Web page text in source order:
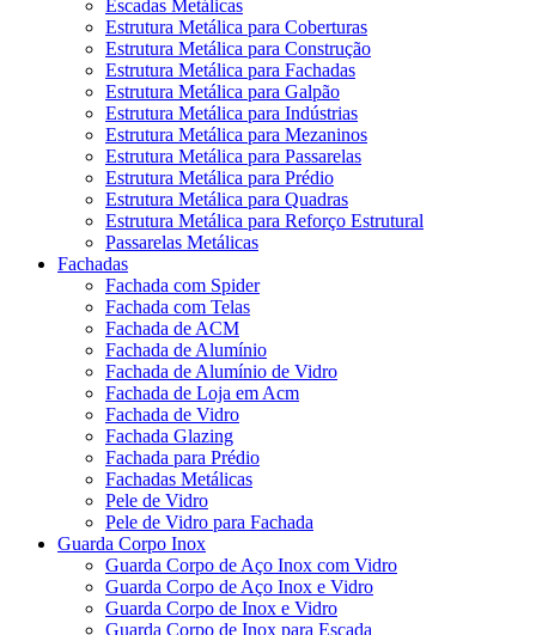
Escadas Metálicas
Estrutura Metálica para Coberturas
Estrutura Metálica para Construção
Estrutura Metálica para Fachadas
Estrutura Metálica para Galpão
Estrutura Metálica para Indústrias
Estrutura Metálica para Mezaninos
Estrutura Metálica para Passarelas
Estrutura Metálica para Prédio
Estrutura Metálica para Quadras
Estrutura Metálica para Reforço Estrutural
Passarelas Metálicas
Fachadas
Fachada com Spider
Fachada com Telas
Fachada de ACM
Fachada de Alumínio
Fachada de Alumínio de Vidro
Fachada de Loja em Acm
Fachada de Vidro
Fachada Glazing
Fachada para Prédio
Fachadas Metálicas
Pele de Vidro
Pele de Vidro para Fachada
Guarda Corpo Inox
Guarda Corpo de Aço Inox com Vidro
Guarda Corpo de Aço Inox e Vidro
Guarda Corpo de Inox e Vidro
Guarda Corpo de Inox para Escada